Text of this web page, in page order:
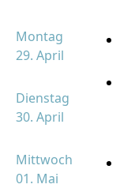
Montag
29. April
Dienstag
30. April
Mittwoch
01. Mai